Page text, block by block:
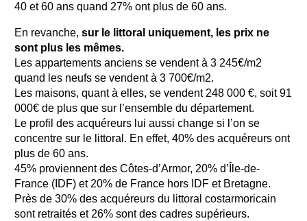
40 et 60 ans quand 27% ont plus de 60 ans.
En revanche, sur le littoral uniquement, les prix ne
sont plus les mêmes.
Les appartements anciens se vendent à 3 245€/m2
quand les neufs se vendent à 3 700€/m2.
Les maisons, quant à elles, se vendent 248 000 €, soit 91
000€ de plus que sur l’ensemble du département.
Le profil des acquéreurs lui aussi change si l’on se
concentre sur le littoral. En effet, 40% des acquéreurs ont
plus de 60 ans.
45% proviennent des Côtes-d’Armor, 20% d’Île-de-
France (IDF) et 20% de France hors IDF et Bretagne.
Près de 30% des acquéreurs du littoral costarmoricain
sont retraités et 26% sont des cadres supérieurs.